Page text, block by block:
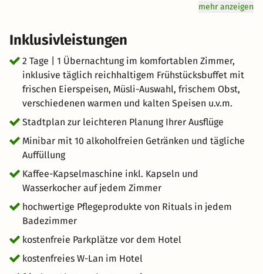
pfälzische Landeshauptstadt begeistert mit über 2.000
und einer einzigartigen Genusskultur. Von römischen
Ausgrabungen bis zur modernen Mainzer Kunstszene –
die Stadt vereint Historie und Gegenwart auf ganz
besondere Weise. Besuchen Sie Mainz und erleben Sie
eine Stadt mit reichhaltigen Facetten – vom historischen
Charme über die exzellente Weinkultur bis hin zu
modernen Events.
mehr anzeigen
Inklusivleistungen
2 Tage | 1 Übernachtung im komfortablen Zimmer,
inklusive täglich reichhaltigem Frühstücksbuffet mit
frischen Eierspeisen, Müsli-Auswahl, frischem Obst,
verschiedenen warmen und kalten Speisen u.v.m.
Stadtplan zur leichteren Planung Ihrer Ausflüge
Minibar mit 10 alkoholfreien Getränken und tägliche
Auffüllung
Kaffee-Kapselmaschine inkl. Kapseln und
Wasserkocher auf jedem Zimmer
hochwertige Pflegeprodukte von Rituals in jedem
Badezimmer
kostenfreie Parkplätze vor dem Hotel
kostenfreies W-Lan im Hotel